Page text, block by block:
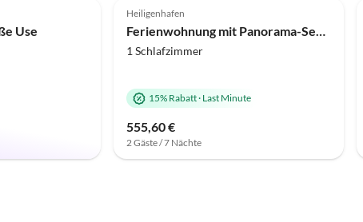
Use
Heiligenhafen
Ferienwohnung mit Panorama-Seeblick
1 Schlafzimmer
15% Rabatt· Last Minute
555,60 €
2 Gäste / 7 Nächte